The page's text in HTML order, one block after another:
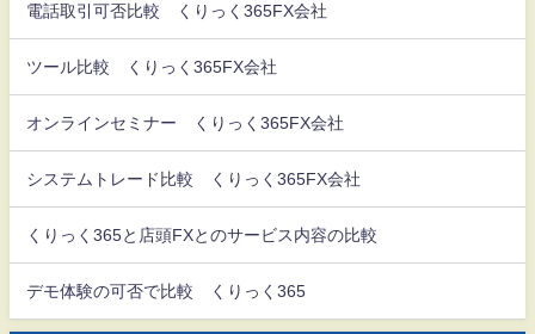
電話取引可否比較 くりっく365FX会社
ツール比較 くりっく365FX会社
オンラインセミナー くりっく365FX会社
システムトレード比較 くりっく365FX会社
くりっく365と店頭FXとのサービス内容の比較
デモ体験の可否で比較 くりっく365